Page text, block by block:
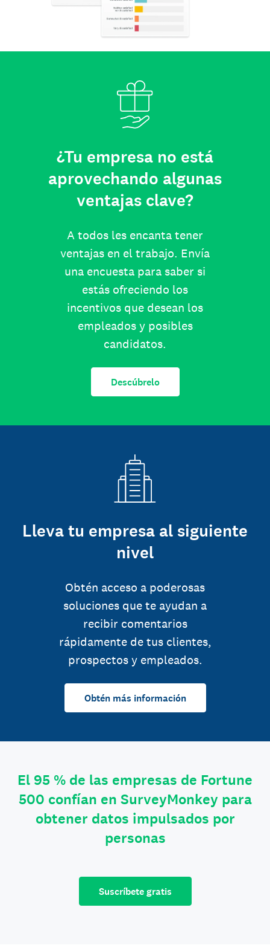
¿Tu empresa no está
aprovechando algunas
ventajas clave?
A todos les encanta tener
ventajas en el trabajo. Envía
una encuesta para saber si
estás ofreciendo los
incentivos que desean los
empleados y posibles
candidatos.
Descúbrelo
Lleva tu empresa al siguiente
nivel
Obtén acceso a poderosas
soluciones que te ayudan a
recibir comentarios
rápidamente de tus clientes,
prospectos y empleados.
Obtén más información
El 95 % de las empresas de Fortune
500 confían en SurveyMonkey para
obtener datos impulsados por
personas
Suscríbete gratis